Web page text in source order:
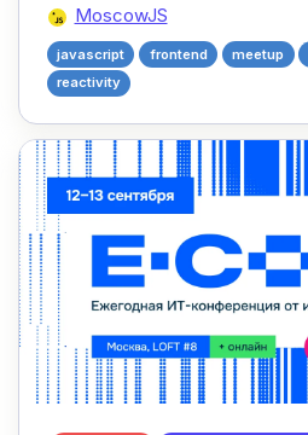
MoscowJS
javascript frontend meetup
reactivity